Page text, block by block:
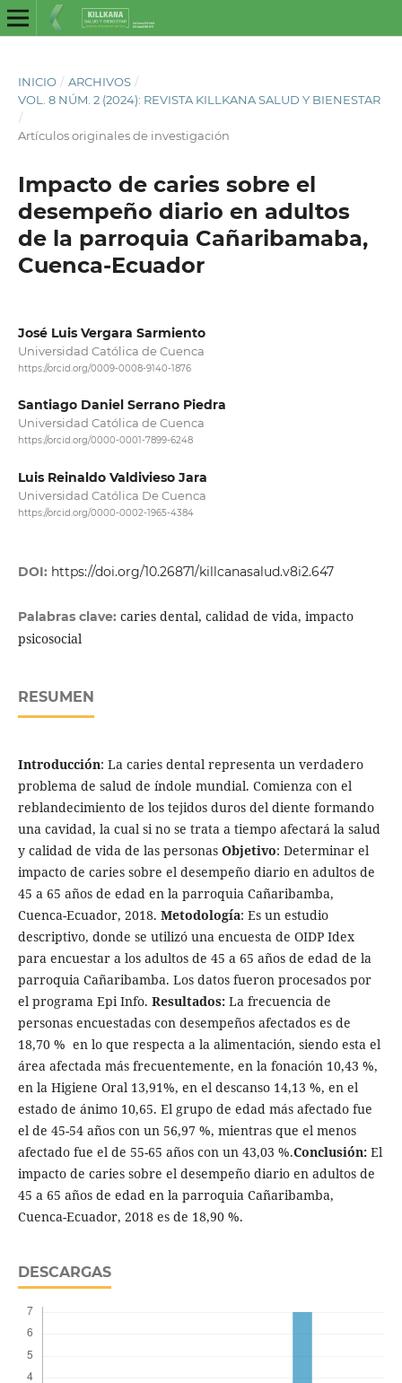
INICIO / ARCHIVOS /
VOL. 8 NÚM. 2 (2024): REVISTA KILLKANA SALUD Y BIENESTAR
/
Artículos originales de investigación
Impacto de caries sobre el
desempeño diario en adultos
de la parroquia Cañaribamaba,
Cuenca-Ecuador
José Luis Vergara Sarmiento
Universidad Católica de Cuenca
https://orcid.org/0009-0008-9140-1876
Santiago Daniel Serrano Piedra
Universidad Católica de Cuenca
https://orcid.org/0000-0001-7899-6248
Luis Reinaldo Valdivieso Jara
Universidad Católica De Cuenca
https://orcid.org/0000-0002-1965-4384
DOI: https://doi.org/10.26871/killcanasalud.v8i2.647
Palabras clave: caries dental, calidad de vida, impacto
psicosocial
RESUMEN
Introducción: La caries dental representa un verdadero
problema de salud de índole mundial. Comienza con el
reblandecimiento de los tejidos duros del diente formando
una cavidad, la cual si no se trata a tiempo afectará la salud
y calidad de vida de las personas Objetivo: Determinar el
impacto de caries sobre el desempeño diario en adultos de
45 a 65 años de edad en la parroquia Cañaribamba,
Cuenca-Ecuador, 2018. Metodología: Es un estudio
descriptivo, donde se utilizó una encuesta de OIDP Idex
para encuestar a los adultos de 45 a 65 años de edad de la
parroquia Cañaribamba. Los datos fueron procesados por
el programa Epi Info. Resultados:La frecuencia de
personas encuestadas con desempeños afectados es de
18,70 % en lo que respecta a la alimentación, siendo esta el
área afectada más frecuentemente, en la fonación 10,43 %,
en la Higiene Oral 13,91%, en el descanso 14,13 %, en el
estado de ánimo 10,65. El grupo de edad más afectado fue
el de 45-54 años con un 56,97 %, mientras que el menos
afectado fue el de 55-65 años con un 43,03 %.Conclusión:El
impacto de caries sobre el desempeño diario en adultos de
45 a 65 años de edad en la parroquia Cañaribamba,
Cuenca-Ecuador, 2018 es de 18,90 %.
DESCARGAS